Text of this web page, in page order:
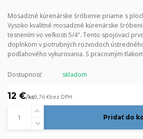
Mosadzné kúrenárske šróbenie priame s
Vysoko kvalitné mosadzné kúrenárske
tesnením vo veľkosti 5/4". Tento spojovací
doplnkom v potrubných rozvodoch
podlahového vykurovania. S pracovným
Dostupnosť skladom
12 €/ks9,76 €bez DPH
Pridať do